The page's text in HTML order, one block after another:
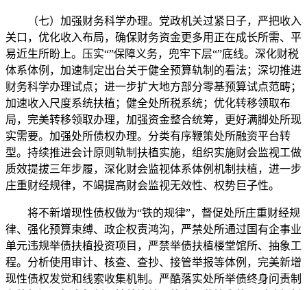
（七）加强财务科学办理。党政机关过紧日子，严把收入
关口，优化收入布局，确保财务资金更多用正在成长所需、平
易近生所盼上。压实“”保障义务，兜牢下层“”底线。深化财税
体系体例，加速制定出台关于健全预算轨制的看法；深切推进
财务科学办理试点；进一步扩大地方部分零基预算试点范畴；
加速收入尺度系统扶植；健全处所税系统；优化转移领取布
局，完美转移领取办理，加强资金整合统筹，更好满脚处所现
实需要。加强处所债权办理。分类有序鞭策处所融资平台转
型。持续推进会计原则轨制扶植实施，组织实施财会监视工做
质效提拔三年步履，深化财会监视体系体例机制扶植，进一步
庄重财经规律，不竭提高财会监视无效性、权势巨子性。
将不新增现性债权做为“铁的规律”，督促处所庄重财经规
律、强化预算束缚、政企权责鸿沟，严禁处所通过国有企事业
单元违规举债扶植投资项目，严禁举债扶植楼堂馆所、抽象工
程。分析使用审计、核查、查抄、接管举报等体例，完美新增
现性债权发觉和线索收集机制。严酷落实处所举债终身问责制